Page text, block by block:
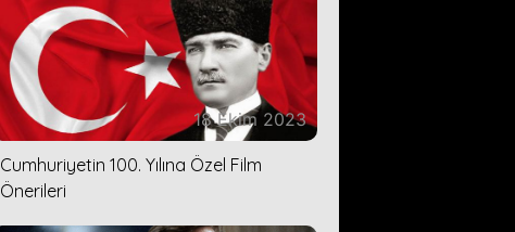
18 Ekim 2023
Cumhuriyetin 100. Yılına Özel Film
Önerileri